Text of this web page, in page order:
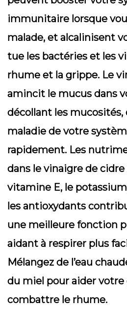
immunitaire lorsque
malade, et alcalinisent
tue les bactéries et les
rhume et la grippe. Le
amincit le mucus dans
décollant les
maladie de votre
rapidement. Les
dans le vinaigre de
vitamine E, le
les antioxydants
une meilleure fonction
aidant à respirer plus
Mélangez de l’eau
du miel pour aider votre
combattre le rhume.